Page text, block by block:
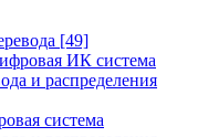
[49]
ИК система
и распределения
система